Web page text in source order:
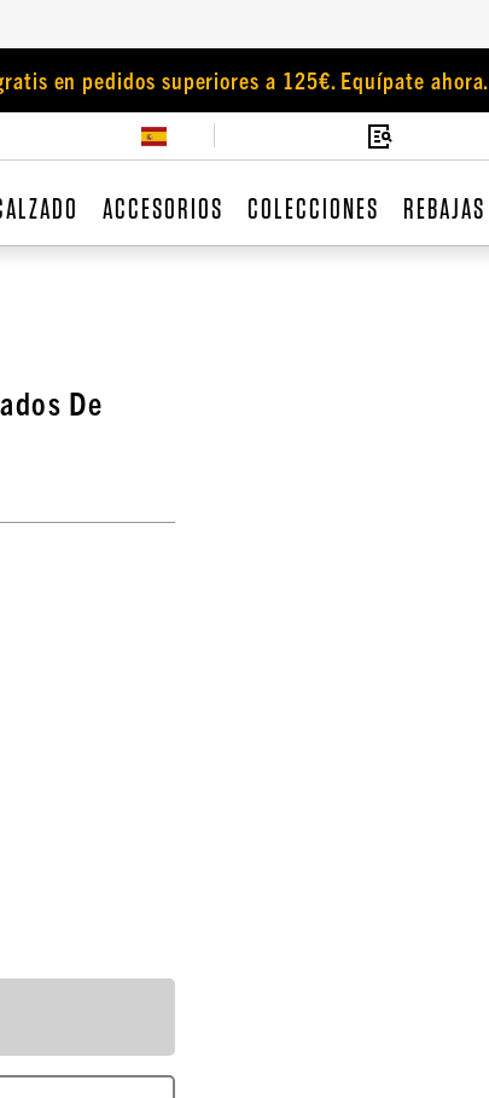
en pedidos superiores a 125€. Equípate ahora.
ACCESORIOS COLECCIONES REBAJAS
De